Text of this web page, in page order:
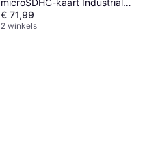
32 GB Class 10, UHS-I Incl.
SD-adapter
€ 71,99
2 winkels